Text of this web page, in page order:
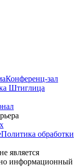
Конференц-зал
Штиглица
Политика обработки
является
информационный